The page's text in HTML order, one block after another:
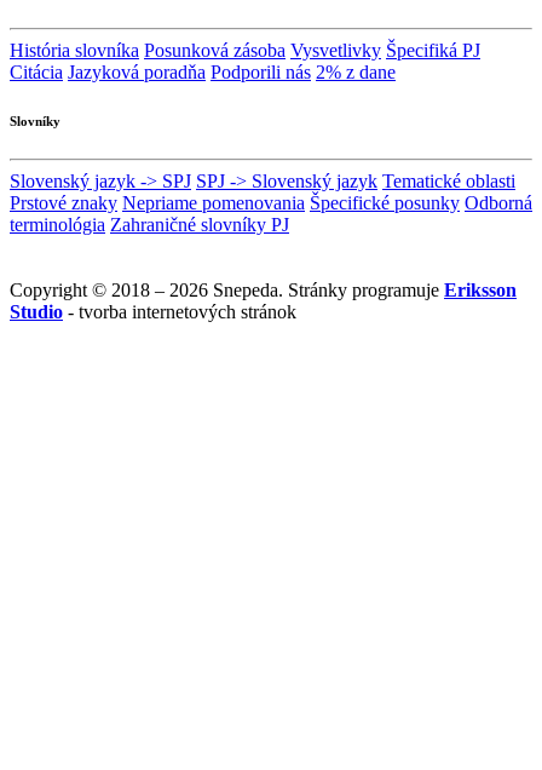
História slovníka Posunková zásoba Vysvetlivky Špecifiká PJ
Citácia Jazyková poradňa Podporili nás 2% z dane
Slovníky
Slovenský jazyk -> SPJ SPJ -> Slovenský jazyk Tematické oblasti
Prstové znaky Nepriame pomenovania Špecifické posunky Odborná
terminológia Zahraničné slovníky PJ
Copyright © 2018 – 2026 Snepeda. Stránky programuje Eriksson
Studio - tvorba internetových stránok